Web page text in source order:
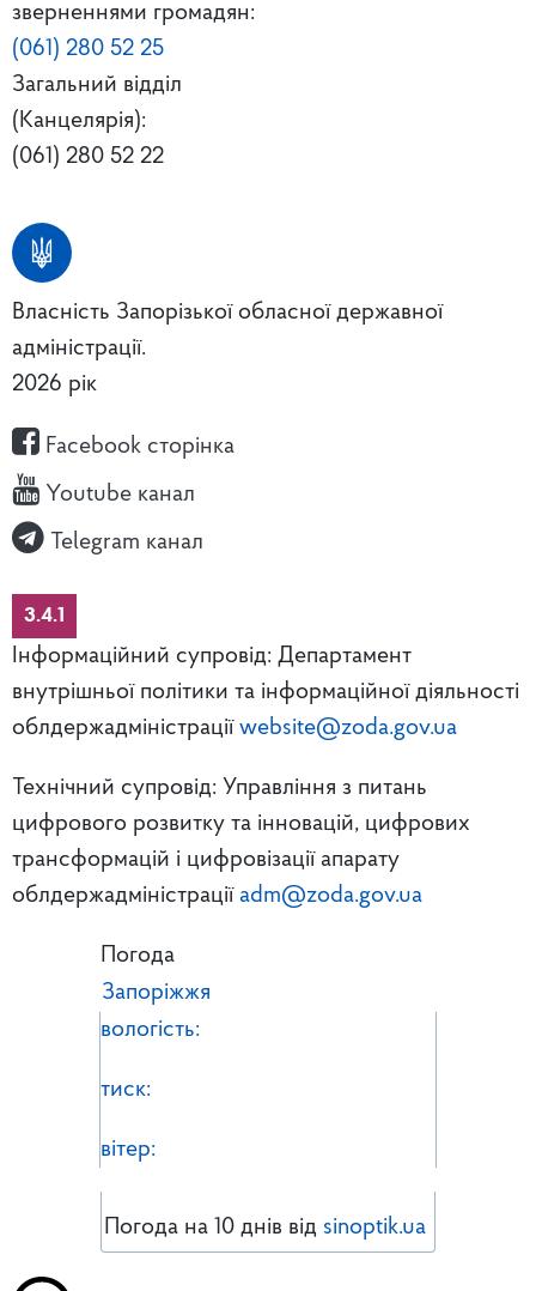
зверненнями громадян:
(061) 280 52 25
Загальний відділ
(Канцелярія):
(061) 280 52 22
Власність Запорізької обласної державної
адміністрації.
2026 рік
Facebook сторінка
Youtube канал
Telegram канал
3.4.1
Інформаційний супровід: Департамент
внутрішньої політики та інформаційної діяльності
облдержадміністрації website@zoda.gov.ua
Технічний супровід: Управління з питань
цифрового розвитку та інновацій, цифрових
трансформацій і цифровізації апарату
облдержадміністрації adm@zoda.gov.ua
Погода
Запоріжжя
вологість:
тиск:
вітер:
Погода на 10 днів від sinoptik.ua